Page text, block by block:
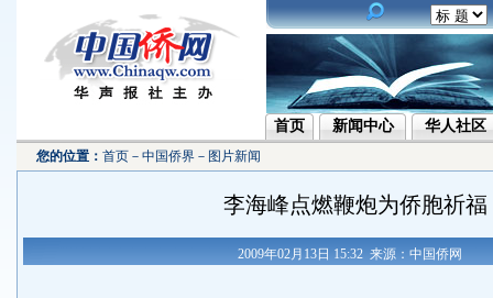
首页 新闻中心 华人社区
您的位置： 首页 － 中国侨界 － 图片新闻
李海峰点燃鞭炮为侨胞祈福
2009年02月13日 15:32 来源：中国侨网